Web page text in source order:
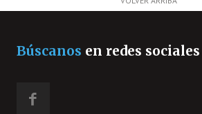
Búscanos en redes sociales